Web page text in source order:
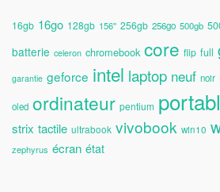
16gb 16go 128gb 156'' 256gb 256go 500gb
batterie celeron chromebook core flip full
garantie geforce intel laptop neuf noir
oled ordinateur pentium
strix tactile ultrabook vivobook win10
zephyrus écran état